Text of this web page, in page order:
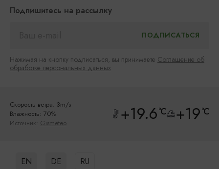
Подпишитесь на рассылку
Нажимая на кнопку подписаться, вы принимаете Соглашение об
обработке персональных данных
Скорость ветра: 3m/s
Влажность: 70%
Источник: Gismeteo +19.6°C +19°C
EN DE RU